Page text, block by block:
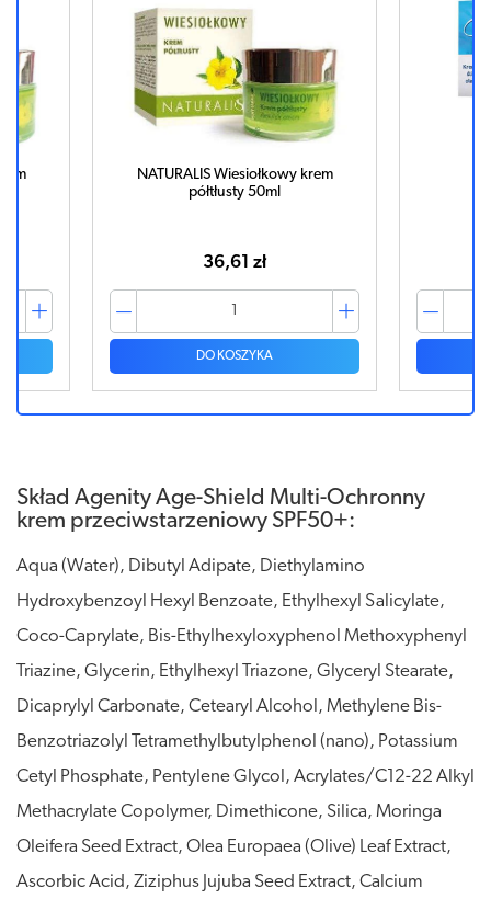
NATURALIS Wiesiołkowy krem
półtłusty 50ml
36,61 zł
DO KOSZYKA
Skład Agenity Age-Shield Multi-Ochronny
krem przeciwstarzeniowy SPF50+:
Aqua (Water), Dibutyl Adipate, Diethylamino
Hydroxybenzoyl Hexyl Benzoate, Ethylhexyl Salicylate,
Coco-Caprylate, Bis-Ethylhexyloxyphenol Methoxyphenyl
Triazine, Glycerin, Ethylhexyl Triazone, Glyceryl Stearate,
Dicaprylyl Carbonate, Cetearyl Alcohol, Methylene Bis-
Benzotriazolyl Tetramethylbutylphenol (nano), Potassium
Cetyl Phosphate, Pentylene Glycol, Acrylates/C12-22 Alkyl
Methacrylate Copolymer, Dimethicone, Silica, Moringa
Oleifera Seed Extract, Olea Europaea (Olive) Leaf Extract,
Ascorbic Acid, Ziziphus Jujuba Seed Extract, Calcium